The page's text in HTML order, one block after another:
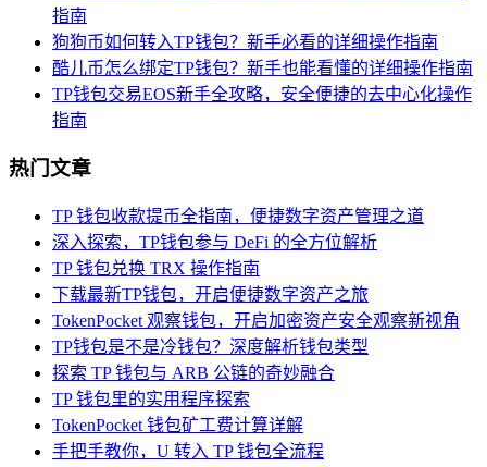
指南
狗狗币如何转入TP钱包？新手必看的详细操作指南
酷儿币怎么绑定TP钱包？新手也能看懂的详细操作指南
TP钱包交易EOS新手全攻略，安全便捷的去中心化操作
指南
热门文章
TP 钱包收款提币全指南，便捷数字资产管理之道
深入探索，TP钱包参与 DeFi 的全方位解析
TP 钱包兑换 TRX 操作指南
下载最新TP钱包，开启便捷数字资产之旅
TokenPocket 观察钱包，开启加密资产安全观察新视角
TP钱包是不是冷钱包？深度解析钱包类型
探索 TP 钱包与 ARB 公链的奇妙融合
TP 钱包里的实用程序探索
TokenPocket 钱包矿工费计算详解
手把手教你，U 转入 TP 钱包全流程